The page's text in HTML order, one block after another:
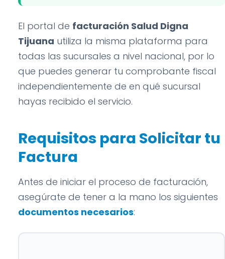
El portal de facturación Salud Digna
Tijuana utiliza la misma plataforma para
todas las sucursales a nivel nacional, por lo
que puedes generar tu comprobante fiscal
independientemente de en qué sucursal
hayas recibido el servicio.
Requisitos para Solicitar tu
Factura
Antes de iniciar el proceso de facturación,
asegúrate de tener a la mano los siguientes
documentos necesarios: